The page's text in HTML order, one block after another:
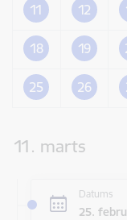
11 12
18 19
25 26
11. marts
Datums
25.